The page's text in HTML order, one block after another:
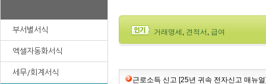
부서별서식
엑셀자동화서식
세무/회계서식
거래명세 , 견적서 , 급여
근로소득 신고 [25년 귀속 전자신고 매뉴